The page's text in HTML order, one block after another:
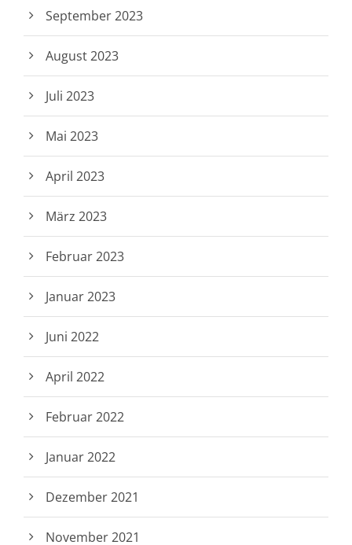
September 2023
August 2023
Juli 2023
Mai 2023
April 2023
März 2023
Februar 2023
Januar 2023
Juni 2022
April 2022
Februar 2022
Januar 2022
Dezember 2021
November 2021